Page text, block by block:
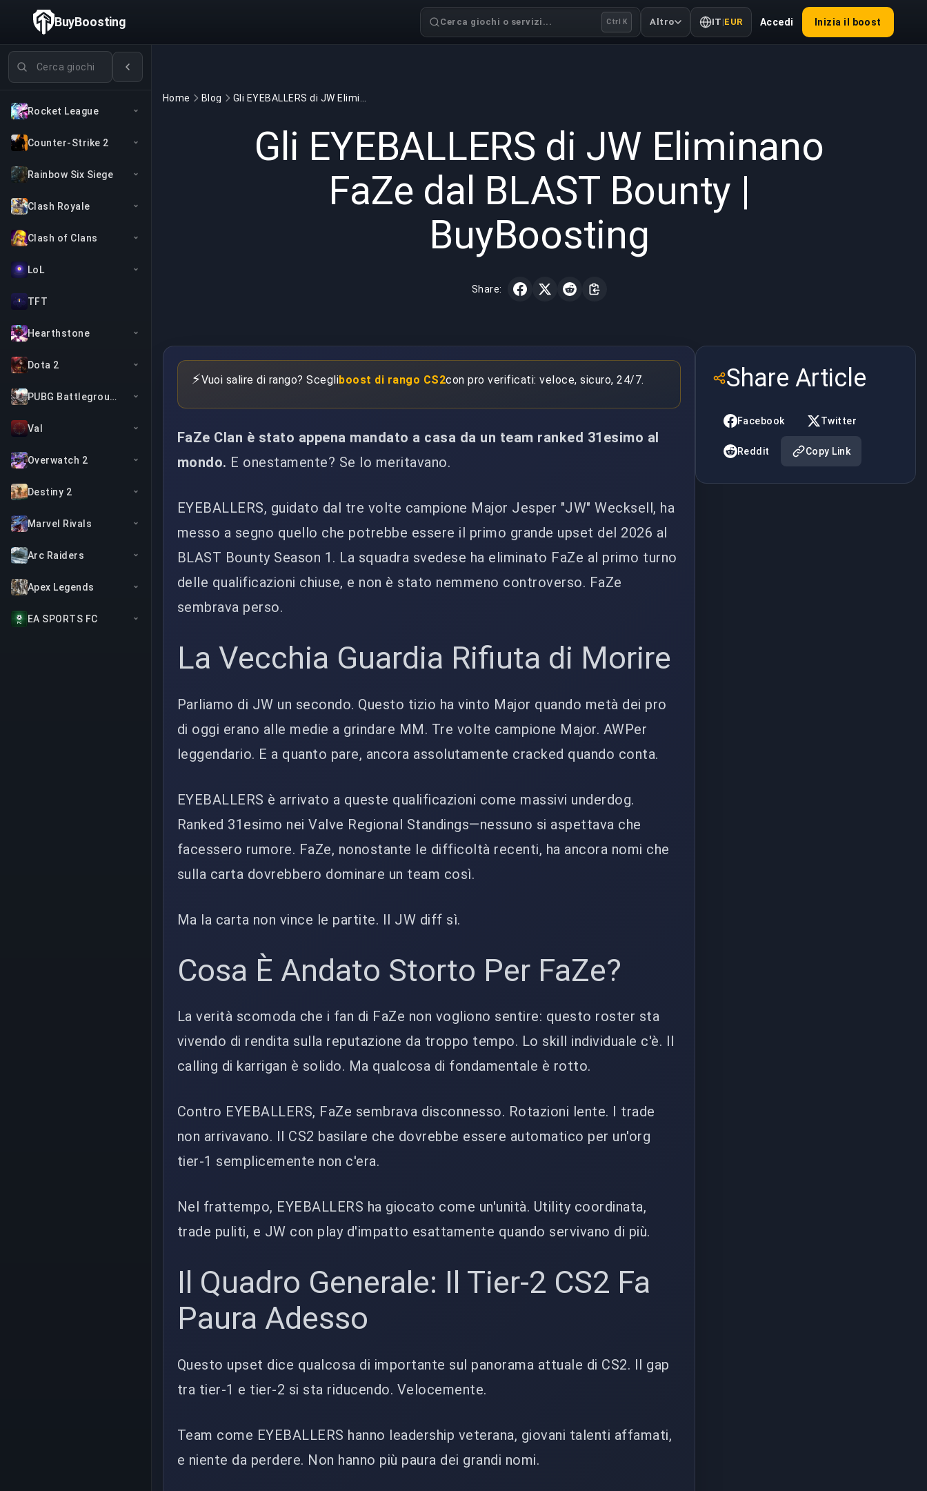
Cerca giochi
Rocket League
Counter-Strike 2
Rainbow Six Siege
Clash Royale
Clash of Clans
LoL
TFT
Hearthstone
Dota 2
PUBG Battlegrounds
Val
Overwatch 2
Destiny 2
Marvel Rivals
Arc Raiders
Apex Legends
EA SPORTS FC
BuyBoosting Cerca giochi o servizi... Ctrl K Altro IT |EUR Accedi Inizia il boost
Home Blog
Gli EYEBALLERS di JW Eliminano
FaZe dal BLAST Bounty |
BuyBoosting
Share:
⚡Vuoi salire di rango? Scegliboost di rango CS2con pro verificati: veloce, sicuro, 24/7.
FaZe Clan è stato appena mandato a casa da un team ranked 31esimo al
mondo. E onestamente? Se lo meritavano.
EYEBALLERS, guidato dal tre volte campione Major Jesper "JW" Wecksell, ha
messo a segno quello che potrebbe essere il primo grande upset del 2026 al
BLAST Bounty Season 1. La squadra svedese ha eliminato FaZe al primo turno
delle qualificazioni chiuse, e non è stato nemmeno controverso. FaZe
sembrava perso.
La Vecchia Guardia Rifiuta di Morire
Parliamo di JW un secondo. Questo tizio ha vinto Major quando metà dei pro
di oggi erano alle medie a grindare MM. Tre volte campione Major. AWPer
leggendario. E a quanto pare, ancora assolutamente cracked quando conta.
EYEBALLERS è arrivato a queste qualificazioni come massivi underdog.
Ranked 31esimo nei Valve Regional Standings—nessuno si aspettava che
facessero rumore. FaZe, nonostante le difficoltà recenti, ha ancora nomi che
sulla carta dovrebbero dominare un team così.
Ma la carta non vince le partite. Il JW diff sì.
Cosa È Andato Storto Per FaZe?
La verità scomoda che i fan di FaZe non vogliono sentire: questo roster sta
vivendo di rendita sulla reputazione da troppo tempo. Lo skill individuale c'è. Il
calling di karrigan è solido. Ma qualcosa di fondamentale è rotto.
Contro EYEBALLERS, FaZe sembrava disconnesso. Rotazioni lente. I trade
non arrivavano. Il CS2 basilare che dovrebbe essere automatico per un'org
tier-1 semplicemente non c'era.
Nel frattempo, EYEBALLERS ha giocato come un'unità. Utility coordinata,
trade puliti, e JW con play d'impatto esattamente quando servivano di più.
Il Quadro Generale: Il Tier-2 CS2 Fa
Paura Adesso
Questo upset dice qualcosa di importante sul panorama attuale di CS2. Il gap
tra tier-1 e tier-2 si sta riducendo. Velocemente.
Team come EYEBALLERS hanno leadership veterana, giovani talenti affamati,
e niente da perdere. Non hanno più paura dei grandi nomi.
Share Article
Facebook Twitter
Reddit Copy Link